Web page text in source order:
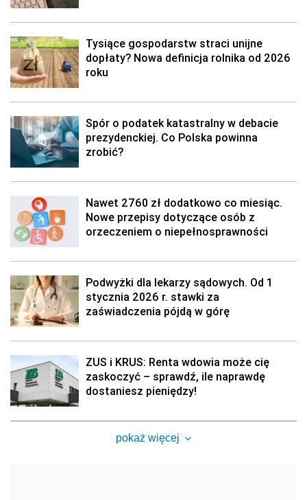
Tysiące gospodarstw straci unijne
dopłaty? Nowa definicja rolnika od 2026
roku
Spór o podatek katastralny w debacie
prezydenckiej. Co Polska powinna
zrobić?
Nawet 2760 zł dodatkowo co miesiąc.
Nowe przepisy dotyczące osób z
orzeczeniem o niepełnosprawności
Podwyżki dla lekarzy sądowych. Od 1
stycznia 2026 r. stawki za
zaświadczenia pójdą w górę
ZUS i KRUS: Renta wdowia może cię
zaskoczyć – sprawdź, ile naprawdę
dostaniesz pieniędzy!
pokaż więcej